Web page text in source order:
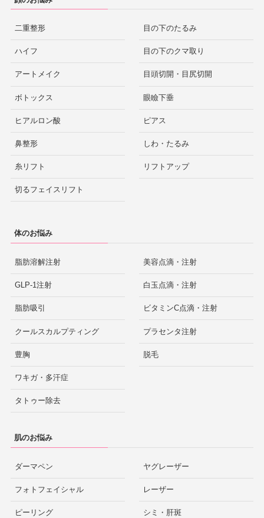
二重整形
ハイフ
アートメイク
ボトックス
ヒアルロン酸
鼻整形
糸リフト
切るフェイスリフト
目の下のたるみ
目の下のクマ取り
目頭切開・目尻切開
眼瞼下垂
ピアス
しわ・たるみ
リフトアップ
体のお悩み
脂肪溶解注射
GLP-1注射
脂肪吸引
クールスカルプティング
豊胸
ワキガ・多汗症
タトゥー除去
美容点滴・注射
白玉点滴・注射
ビタミンC点滴・注射
プラセンタ注射
脱毛
肌のお悩み
ダーマペン
フォトフェイシャル
ピーリング
ヤグレーザー
レーザー
シミ・肝斑